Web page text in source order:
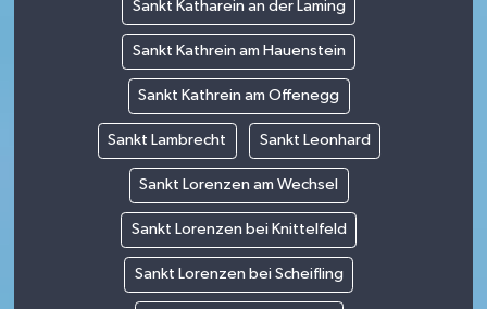
Sankt Katharein an der Laming
Sankt Kathrein am Hauenstein
Sankt Kathrein am Offenegg
Sankt Lambrecht Sankt Leonhard
Sankt Lorenzen am Wechsel
Sankt Lorenzen bei Knittelfeld
Sankt Lorenzen bei Scheifling